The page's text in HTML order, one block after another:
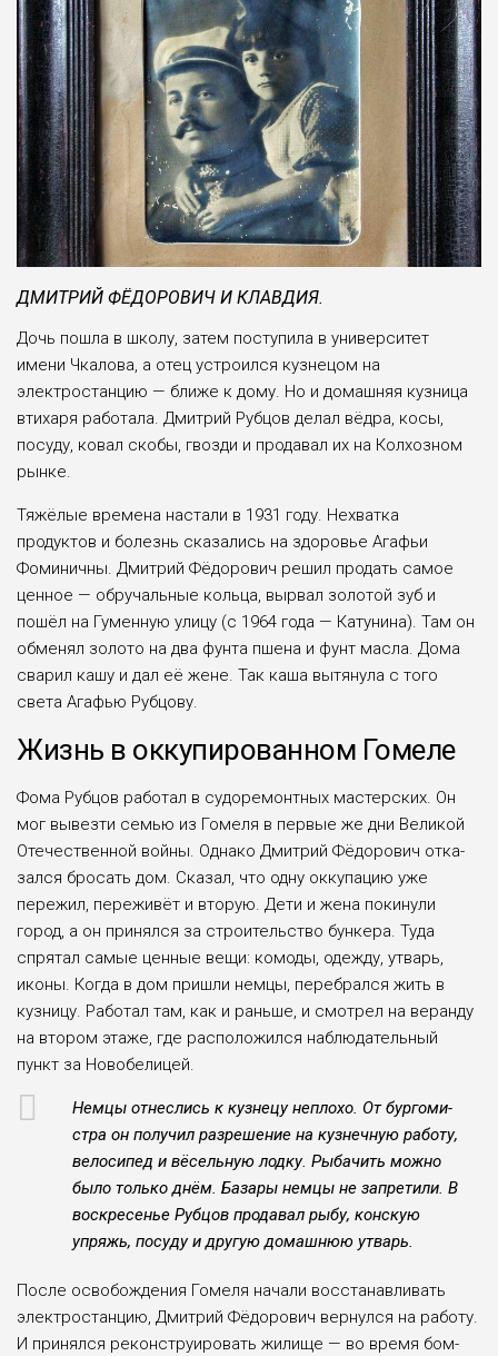
ДМИТРИЙ ФЁДОРОВИЧ И КЛАВДИЯ.
Дочь пошла в школу, затем поступила в уни­верситет
имени Чкалова, а отец устроился кузнецом на
электростанцию — бли­же к дому. Но и домашняя кузница
втихаря работа­ла. Дмитрий Рубцов делал вёдра, косы,
посуду, ковал скобы, гвозди и продавал их на Колхозном
рынке.
Тяжёлые времена наста­ли в 1931 году. Нехватка
продуктов и болезнь ска­зались на здоровье Ага­фьи
Фоминичны. Дмитрий Фёдорович решил продать самое
ценное — обру­чальные кольца, вырвал золотой зуб и
пошёл на Гуменную улицу (с 1964 года — Катунина). Там он
обменял золото на два фунта пшена и фунт мас­ла. Дома
сварил кашу и дал её жене. Так каша вытянула с того
света Ага­фью Рубцову.
Жизнь в оккупированном Гомеле
Фома Рубцов работал в судоремонтных мастер­ских. Он
мог вывезти семью из Гомеля в пер­вые же дни Великой
Оте­чественной войны. Однако Дмитрий Фёдорович отка­
зался бросать дом. Ска­зал, что одну оккупацию уже
пережил, переживёт и вторую. Дети и жена поки­нули
город, а он принялся за строительство бункера. Туда
спрятал самые цен­ные вещи: комоды, одежду, утварь,
иконы. Когда в дом пришли немцы, перебрал­ся жить в
кузницу. Работал там, как и раньше, и смо­трел на веранду
на втором этаже, где расположился наблюдательный
пункт за Новобелицей.
Немцы отнеслись к куз­нецу неплохо. От бургоми­
стра он получил разреше­ние на кузнечную работу,
велосипед и вёсельную лодку. Рыбачить можно
было только днём. База­ры немцы не запретили. В
воскресенье Рубцов прода­вал рыбу, конскую
упряжь, посуду и другую домаш­нюю утварь.
После освобождения Гомеля начали восстанав­ливать
электростанцию, Дмитрий Фёдорович вер­нулся на работу.
И при­нялся реконструировать жилище — во время бом­